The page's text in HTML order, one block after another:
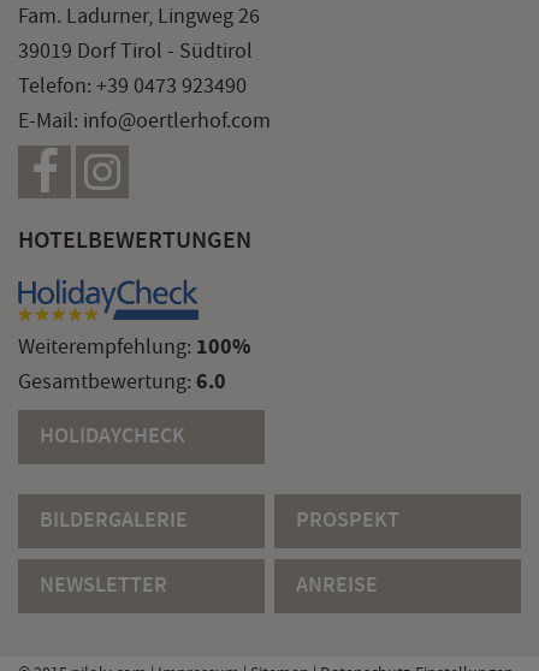
Fam. Ladurner, Lingweg 26
39019 Dorf Tirol - Südtirol
Telefon: +39 0473 923490
E-Mail: info@oertlerhof.com
HOTELBEWERTUNGEN
Weiterempfehlung: 100%
Gesamtbewertung: 6.0
HOLIDAYCHECK
BILDERGALERIE PROSPEKT
NEWSLETTER ANREISE